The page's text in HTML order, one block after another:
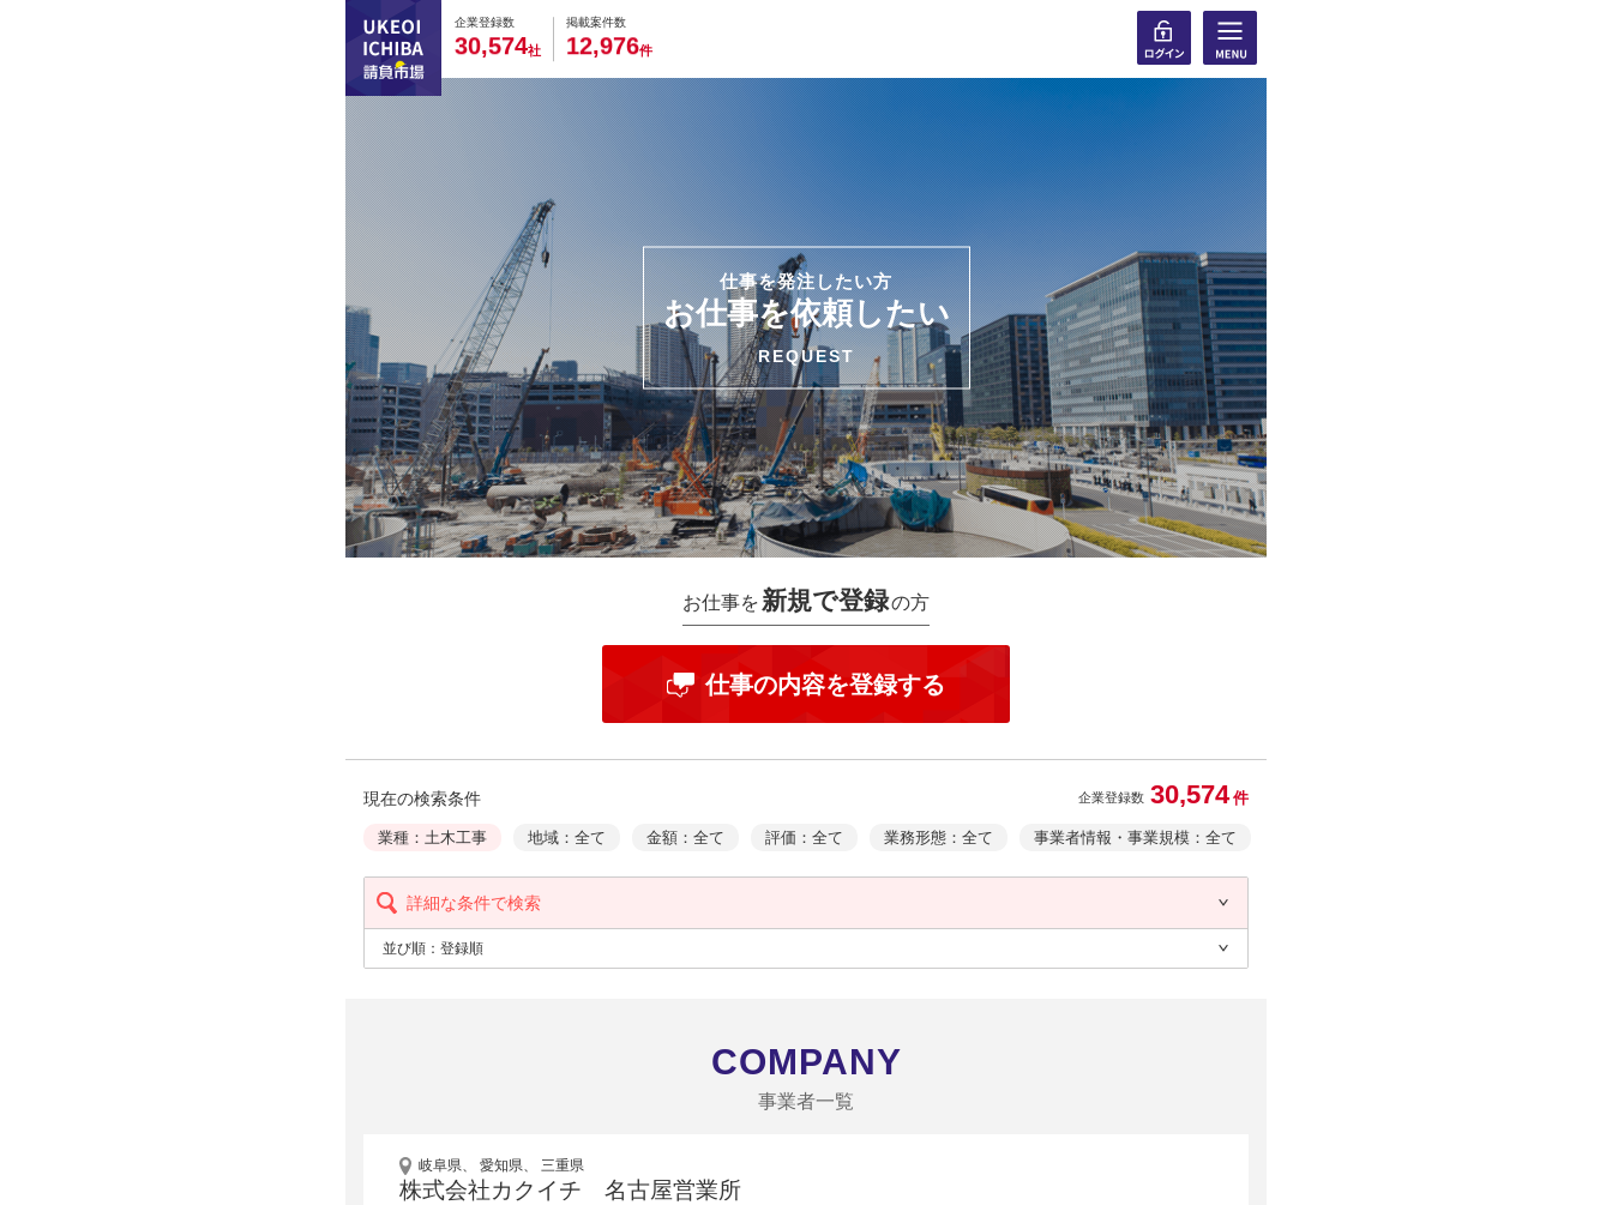
企業登録数
0
3
0
0,
0
5
0
74社
掲載案件数
0
1
0
2,
0
9
0
76件
仕事を発注したい方
お仕事を依頼したい
REQUEST
お仕事を 新規で登録の方
仕事の内容を登録する
現在の検索条件 企業登録数 30,574 件
業種：土木工事 地域：全て 金額：全て 評価：全て 業務形態：全て 事業者情報・事業規模：全て
詳細な条件で検索
並び順： 登録順
COMPANY
事業者一覧
岐阜県、 愛知県、 三重県
株式会社カクイチ 名古屋営業所